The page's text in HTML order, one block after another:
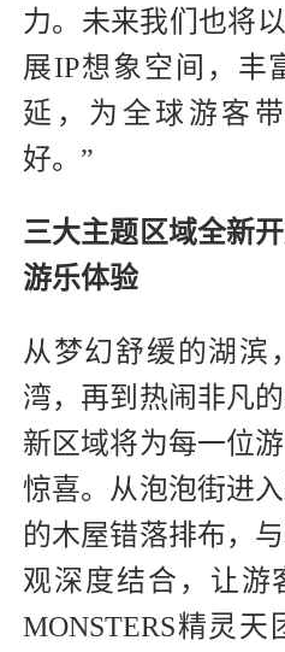
力。未来我们也将
展IP想象空间，丰
延，为全球游客
好。”
三大主题区域全新
游乐体验
从梦幻舒缓的湖滨
湾，再到热闹非凡
新区域将为每一位
惊喜。从泡泡街进
的木屋错落排布，
观深度结合，让游
MONSTERS精灵